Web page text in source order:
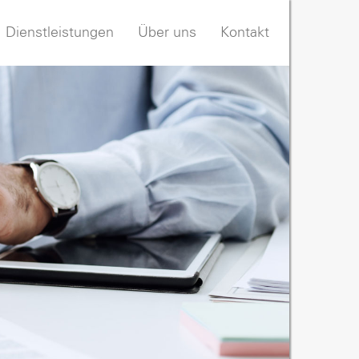
Dienstleistungen Über uns Kontakt